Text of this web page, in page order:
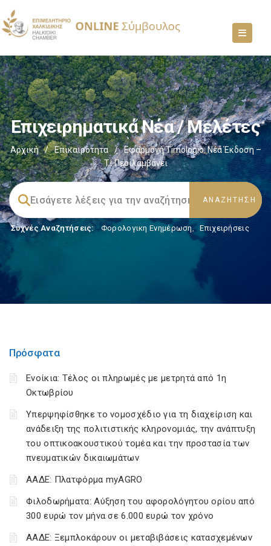
Επιχειρηματικά Νέα / Μελέτες
Αρχική / Επικαιρότητα /
Εφαρμογή Timologio: Νέα Έκδοση –
Τί Περιλαμβάνει
Συχνές Αναζητήσεις: Φορολογικη Ενημέρωση, Επιχειρήσεις
Πρόσφατα
Ενοίκια: Τέλος οι πληρωμές με μετρητά από 1η
Οκτωβρίου
Υπερψηφίσθηκε το νομοσχέδιο για τη διαχείριση και
ανάδειξη της πολιτιστικής κληρονομιάς, την ανάπτυξη
του οπτικοακουστικού τομέα και την προστασία των
πνευματικών δικαιωμάτων
ΑΑΔΕ: Πλατφόρμα myAGRO
Φιλοδωρήματα: Αύξηση του αφορολόγητου ορίου από
300 ευρώ τον μήνα σε 6.000 ευρώ τον χρόνο
ΑΑΔΕ: Ξεμπλοκάρουν οι μεταβιβάσεις κατασχεμένων